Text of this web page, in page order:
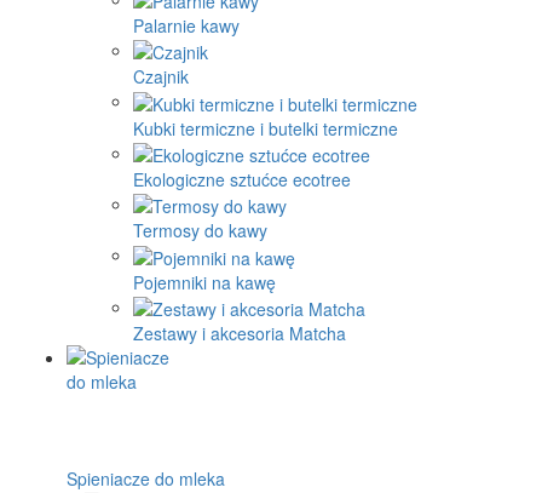
Palarnie kawy
Czajnik
Kubki termiczne i butelki termiczne
Ekologiczne sztućce ecotree
Termosy do kawy
Pojemniki na kawę
Zestawy i akcesoria Matcha
Spieniacze do mleka